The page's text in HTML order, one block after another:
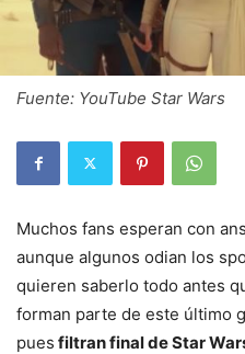
Fuente: YouTube Star Wars
Muchos fans esperan con
aunque algunos odian los
quieren saberlo todo antes
forman parte de este último
pues filtran final de Star